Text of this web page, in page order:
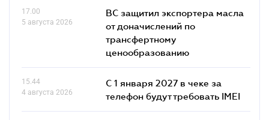
17.00
5 августа 2026
ВС защитил экспортера масла
от доначислений по
трансфертному
ценообразованию
15.44
4 августа 2026
С 1 января 2027 в чеке за
телефон будут требовать IMEI